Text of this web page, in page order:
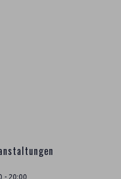
- 20:00